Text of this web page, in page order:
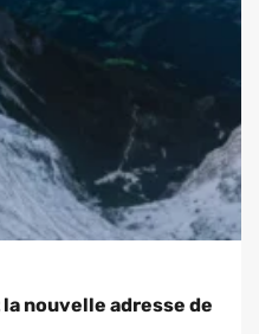
nouvelle adresse de